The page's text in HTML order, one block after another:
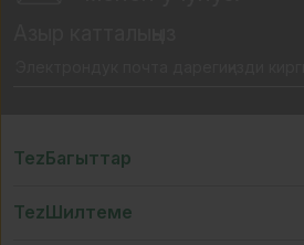
TezБагыттар
TezШилтеме